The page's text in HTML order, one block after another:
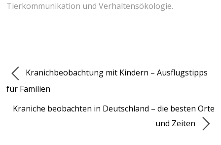
Tierkommunikation und Verhaltensökologie.
Kranichbeobachtung mit Kindern – Ausflugstipps
für Familien
Kraniche beobachten in Deutschland – die besten Orte
und Zeiten